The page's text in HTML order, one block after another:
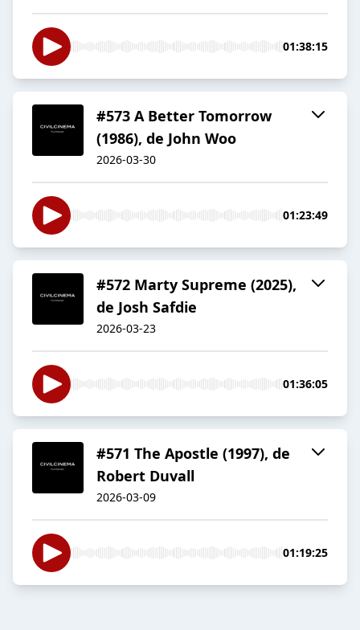
01:38:15
#573 A Better Tomorrow
(1986), de John Woo
2026-03-30
01:23:49
#572 Marty Supreme (2025),
de Josh Safdie
2026-03-23
01:36:05
#571 The Apostle (1997), de
Robert Duvall
2026-03-09
01:19:25